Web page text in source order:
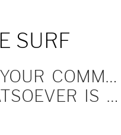
SURF
BUT LET YOUR COMMUNICATION BE YEA, YEA; NAY, NAY.
THAN THESE COMETH OF EVIL.